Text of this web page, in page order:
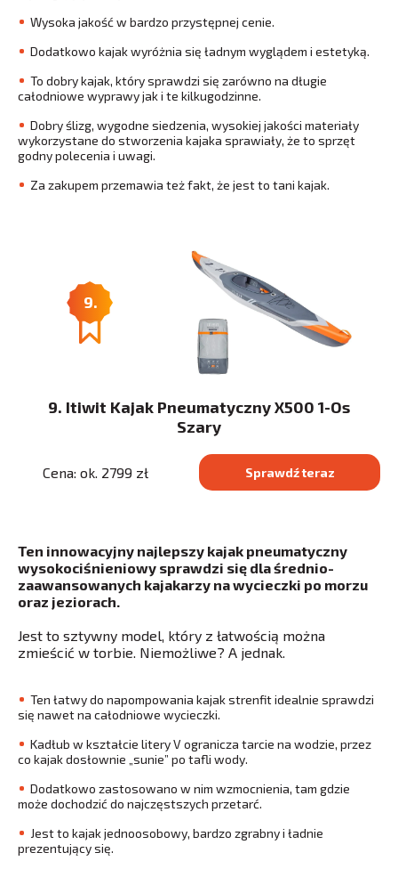
Wysoka jakość w bardzo przystępnej cenie.
Dodatkowo kajak wyróżnia się ładnym wyglądem i estetyką.
To dobry kajak, który sprawdzi się zarówno na długie
całodniowe wyprawy jak i te kilkugodzinne.
Dobry ślizg, wygodne siedzenia, wysokiej jakości materiały
wykorzystane do stworzenia kajaka sprawiały, że to sprzęt
godny polecenia i uwagi.
Za zakupem przemawia też fakt, że jest to tani kajak.
9.
9. Itiwit Kajak Pneumatyczny X500 1-Os
Szary
Cena: ok. 2799 zł Sprawdź teraz
Ten innowacyjny najlepszy kajak pneumatyczny
wysokociśnieniowy sprawdzi się dla średnio-
zaawansowanych kajakarzy na wycieczki po morzu
oraz jeziorach.
Jest to sztywny model, który z łatwością można
zmieścić w torbie. Niemożliwe? A jednak.
Ten łatwy do napompowania kajak strenfit idealnie sprawdzi
się nawet na całodniowe wycieczki.
Kadłub w kształcie litery V ogranicza tarcie na wodzie, przez
co kajak dosłownie „sunie” po tafli wody.
Dodatkowo zastosowano w nim wzmocnienia, tam gdzie
może dochodzić do najczęstszych przetarć.
Jest to kajak jednoosobowy, bardzo zgrabny i ładnie
prezentujący się.